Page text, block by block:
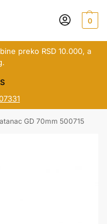
0
preko RSD 10.000, a
GD 70mm 500715